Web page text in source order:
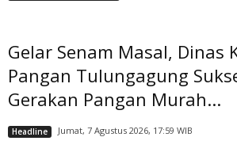
Gelar Senam Masal, Dinas
Pangan Tulungagung
Gerakan Pangan Murah...
Headline Jumat, 7 Agustus 2026, 17:59 WIB